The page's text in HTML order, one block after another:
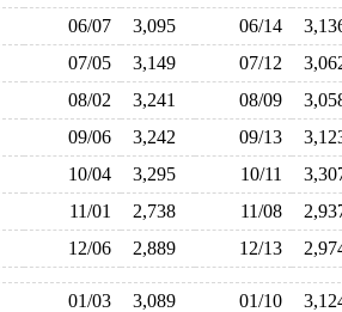
06/07 3,095 06/14
07/05 3,149 07/12
08/02 3,241 08/09
09/06 3,242 09/13
10/04 3,295 10/11
11/01 2,738 11/08
12/06 2,889 12/13
01/03 3,089 01/10